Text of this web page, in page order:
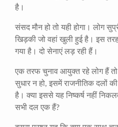
है।
संसद मौन हो तो यही होगा। लोग
खिड़की जो वहां खुली हुई है। इस
गया है। दो सेनाएं लड़ रही हैं।
एक तरफ चुनाव आयुक्त रहे लोग हैं
सुधार न हो, इसमें राजनीतिक दलों
है। क्या इससे यह निष्कर्ष नहीं
सभी दल एक हैं?